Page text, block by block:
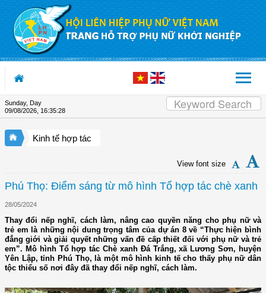
Skip to Content
Sunday, Day
09/08/2026 16:35:28
Kinh tế hợp tác
View font size
Phú Thọ: Điểm sáng từ mô hình Tổ hợp tác chè xanh
28/05/2024
Thay đổi nếp nghĩ, cách làm, nâng cao quyền năng cho phụ nữ và
trẻ em là những nội dung trọng tâm của dự án 8 về “Thực hiện bình
đẳng giới và giải quyết những vấn đề cấp thiết đối với phụ nữ và trẻ
em”. Mô hình Tổ hợp tác Chè xanh Đá Trắng, xã Lương Sơn, huyện
Yên Lập, tỉnh Phú Thọ, là một mô hình kinh tế cho thấy phụ nữ dân
tộc thiểu số nơi đây đã thay đổi nếp nghĩ, cách làm.